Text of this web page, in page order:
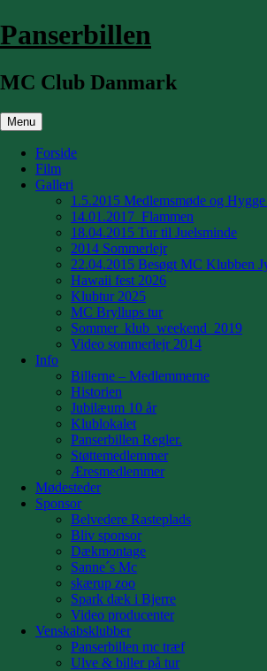
Hop
til
Panserbillen
MC Club Danmark
Menu
Forside
Film
Galleri
1.5.2015 Medlemsmøde og
14.01.2017_Flammen
18.04.2015 Tur til Juelsminde
2014 Sommerlejr
22.04.2015 Besøgt MC Klubben
Hawaii fest 2026
Klubtur 2025
MC Bryllups tur
Sommer_klub_weekend_2019
Video sommerlejr 2014
Info
Billerne – Medlemmerne
Historien
Jubilæum 10 år
Klublokalet
Panserbillen Regler.
Støttemedlemmer
Æresmedlemmer
Mødesteder
Sponsor
Belvedere Rasteplads
Bliv sponsor
Dækmontage
Sanne´s Mc
skærup zoo
Spark dæk i Bjerre
Video producenter
Venskabsklubber
Panserbillen mc træf
Ulve & biller på tur